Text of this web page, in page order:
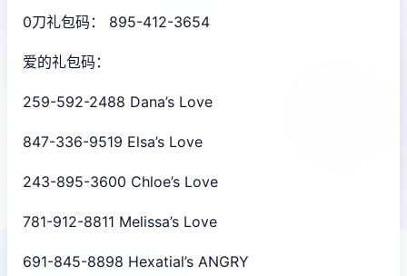
0刀礼包码： 895-412-3654
爱的礼包码：
259-592-2488 Dana’s Love
847-336-9519 Elsa’s Love
243-895-3600 Chloe’s Love
781-912-8811 Melissa’s Love
691-845-8898 Hexatial’s ANGRY